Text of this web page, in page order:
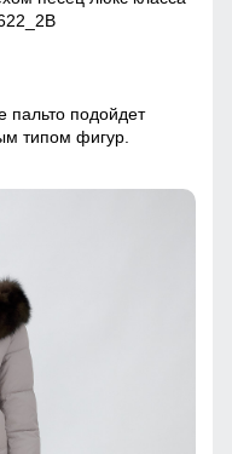
пальто подойдет
типом фигур.